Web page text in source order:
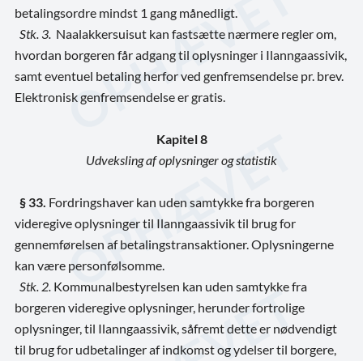
betalingsordre mindst 1 gang månedligt.
Stk. 3. Naalakkersuisut kan fastsætte nærmere regler om,
hvordan borgeren får adgang til oplysninger i Ilanngaassivik,
samt eventuel betaling herfor ved genfremsendelse pr. brev.
Elektronisk genfremsendelse er gratis.
Kapitel 8
Udveksling af oplysninger og statistik
§ 33. Fordringshaver kan uden samtykke fra borgeren
videregive oplysninger til Ilanngaassivik til brug for
gennemførelsen af betalingstransaktioner. Oplysningerne
kan være personfølsomme.
Stk. 2. Kommunalbestyrelsen kan uden samtykke fra
borgeren videregive oplysninger, herunder fortrolige
oplysninger, til Ilanngaassivik, såfremt dette er nødvendigt
til brug for udbetalinger af indkomst og ydelser til borgere,